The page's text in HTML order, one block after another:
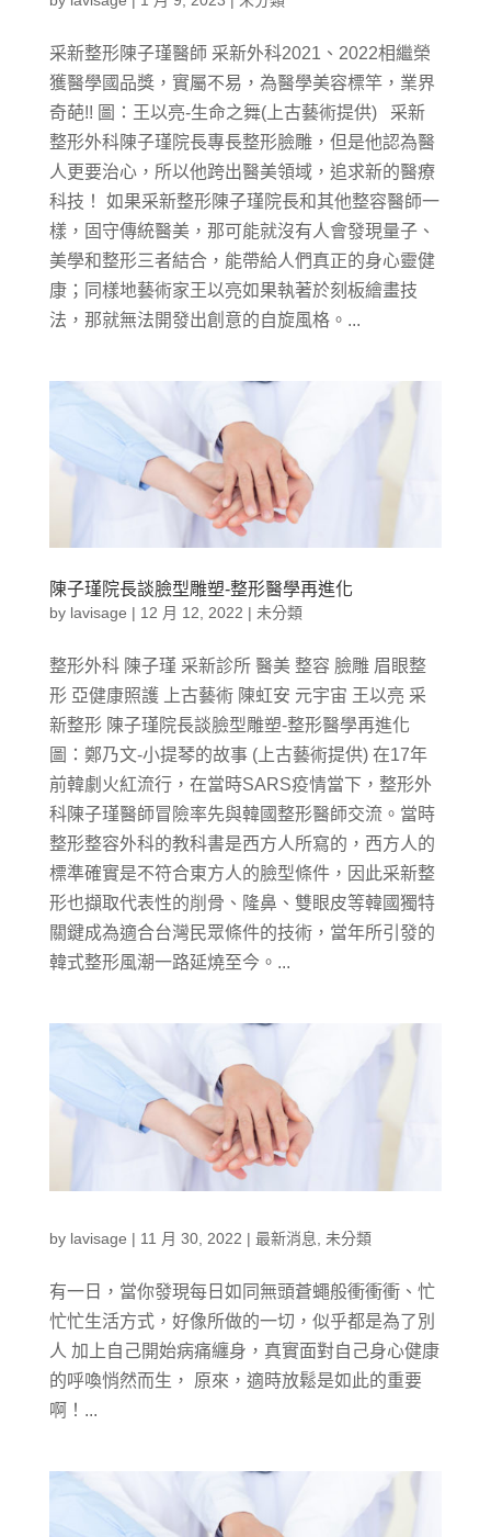
采新整形陳子瑾醫師 采新外科2021、2022相繼榮
獲醫學國品獎，實屬不易，為醫學美容標竿，業界
奇葩!! 圖：王以亮-生命之舞(上古藝術提供) 采新
整形外科陳子瑾院長專長整形臉雕，但是他認為醫
人更要治心，所以他跨出醫美領域，追求新的醫療
科技！ 如果采新整形陳子瑾院長和其他整容醫師一
樣，固守傳統醫美，那可能就沒有人會發現量子、
美學和整形三者結合，能帶給人們真正的身心靈健
康；同樣地藝術家王以亮如果執著於刻板繪畫技
法，那就無法開發出創意的自旋風格。...
陳子瑾院長談臉型雕塑-整形醫學再進化
by lavisage | 12 月 12, 2022 | 未分類
整形外科 陳子瑾 采新診所 醫美 整容 臉雕 眉眼整
形 亞健康照護 上古藝術 陳虹安 元宇宙 王以亮 采
新整形 陳子瑾院長談臉型雕塑-整形醫學再進化
圖：鄭乃文-小提琴的故事 (上古藝術提供) 在17年
前韓劇火紅流行，在當時SARS疫情當下，整形外
科陳子瑾醫師冒險率先與韓國整形醫師交流。當時
整形整容外科的教科書是西方人所寫的，西方人的
標準確實是不符合東方人的臉型條件，因此采新整
形也擷取代表性的削骨、隆鼻、雙眼皮等韓國獨特
關鍵成為適合台灣民眾條件的技術，當年所引發的
韓式整形風潮一路延燒至今。...
by lavisage | 11 月 30, 2022 | 最新消息 未分類
有一日，當你發現每日如同無頭蒼蠅般衝衝衝、忙
忙忙生活方式，好像所做的一切，似乎都是為了別
人 加上自己開始病痛纏身，真實面對自己身心健康
的呼喚悄然而生， 原來，適時放鬆是如此的重要
啊！...